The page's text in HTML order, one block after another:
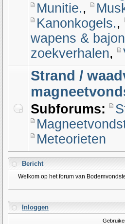
Munitie.,
Kanonkogels.,
wapens &
zoekverhalen,
Strand /
Subforums:
Meteorieten
Bericht
Welkom op het forum van
Inloggen